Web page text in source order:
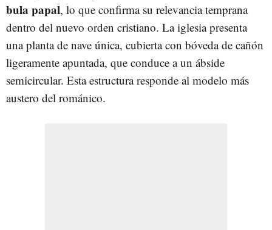
bula papal, lo que confirma su relevancia temprana
dentro del nuevo orden cristiano. La iglesia presenta
una planta de nave única, cubierta con bóveda de cañón
ligeramente apuntada, que conduce a un ábside
semicircular. Esta estructura responde al modelo más
austero del románico.